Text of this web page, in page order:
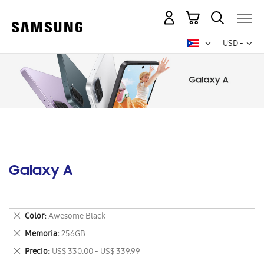
USD -
dólar
Mi carrito
Galaxy A
Color Awesome Black
Eliminar
este
artículo
Memoria 256GB
Eliminar
este
artículo
Precio US$ 330.00 - US$ 339.99
Eliminar